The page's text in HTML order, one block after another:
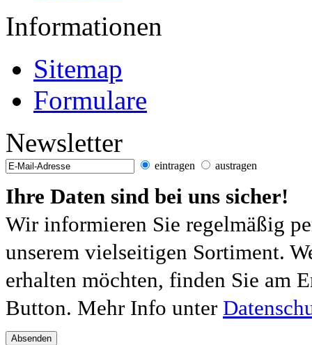
Informationen
Sitemap
Formulare
Newsletter
eintragen austragen
Ihre Daten sind bei uns sicher!
Wir informieren Sie regelmäßig
unserem vielseitigen Sortiment.
erhalten möchten, finden Sie am
Button. Mehr Info unter
Absenden